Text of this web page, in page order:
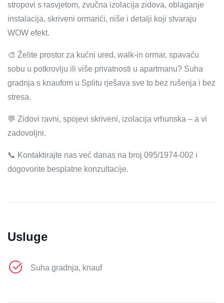
stropovi s rasvjetom, zvučna izolacija zidova, oblaganje
instalacija, skriveni ormarići, niše i detalji koji stvaraju
WOW efekt.
🎨 Želite prostor za kućni ured, walk-in ormar, spavaću
sobu u potkrovlju ili više privatnosti u apartmanu? Suha
gradnja s knaufom u Splitu rješava sve to bez rušenja i bez
stresa.
💬 Zidovi ravni, spojevi skriveni, izolacija vrhunska – a vi
zadovoljni.
📞 Kontaktirajte nas već danas na broj 095/1974-002 i
dogovorite besplatne konzultacije.
Usluge
Suha gradnja, knauf